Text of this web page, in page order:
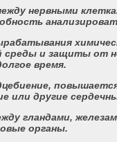
нервными
среды и защиты от
время.
или другие
гландами,
органы.